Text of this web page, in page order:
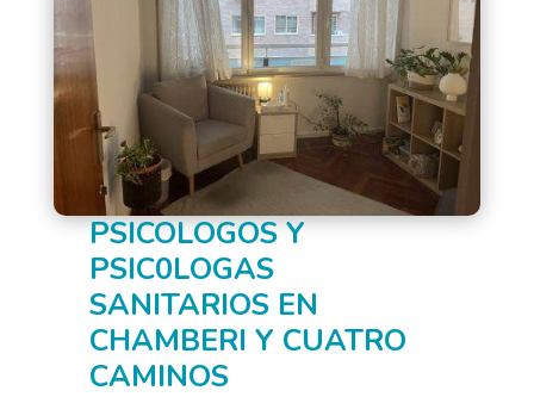
PSICOLOGOS Y
PSIC0LOGAS
SANITARIOS EN
CHAMBERI Y CUATRO
CAMINOS